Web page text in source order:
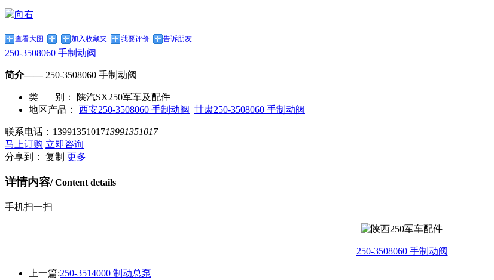
查看大图 加入收藏夹 我要评价 告诉朋友
250-3508060 手制动阀
简介——250-3508060 手制动阀
类 别：
陕汽SX250军车及配件
地区产品：
西安250-3508060 手制动阀 甘肃250-3508060 手制动阀
联系电话： 1399135101713991351017
马上订购 立即咨询
分享到：
复制 更多
详情内容/ Content details
手机扫一扫
250-3508060 手制动阀
上一篇:250-3514000 制动总泵